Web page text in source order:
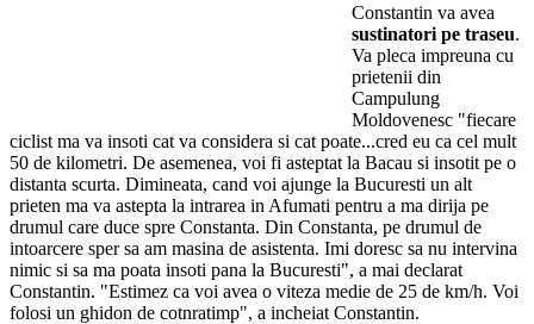
Constantin va avea
sustinatori pe traseu.
Va pleca impreuna cu
prietenii din
Campulung
Moldovenesc "fiecare
ciclist ma va insoti cat va considera si cat poate...cred eu ca cel mult
50 de kilometri. De asemenea, voi fi asteptat la Bacau si insotit pe o
distanta scurta. Dimineata, cand voi ajunge la Bucuresti un alt
prieten ma va astepta la intrarea in Afumati pentru a ma dirija pe
drumul care duce spre Constanta. Din Constanta, pe drumul de
intoarcere sper sa am masina de asistenta. Imi doresc sa nu intervina
nimic si sa ma poata insoti pana la Bucuresti", a mai declarat
Constantin. "Estimez ca voi avea o viteza medie de 25 de km/h. Voi
folosi un ghidon de cotnratimp", a incheiat Constantin.